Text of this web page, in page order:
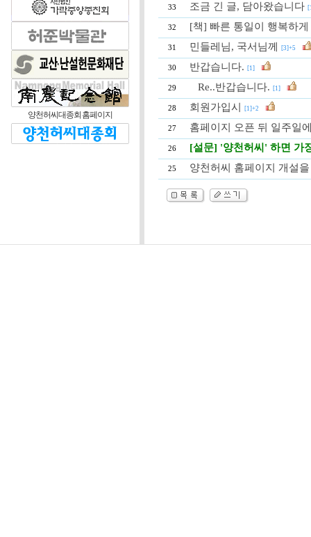
양천허씨대종회 홈페이지
33 조금 긴 글, 담아왔습니다
32 [책] 빠른 통일이 행복하
31 민들레님, 국서님께 [3]+5
30 반갑습니다. [1]
29 Re..반갑습니다. [1]
28 회원가입시 [1]+2
27 홈페이지 오픈 뒤 일주일
26 [설문] '양천허씨' 하면 가
25 양천허씨 홈페이지 개설